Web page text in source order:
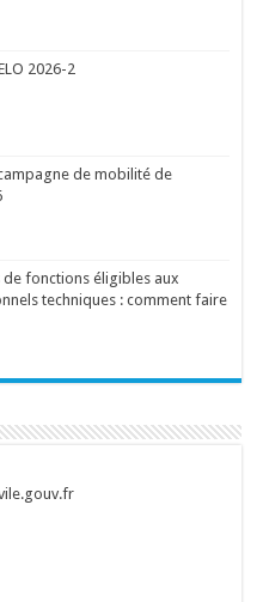
2026-2
de mobilité de
de fonctions éligibles aux
techniques : comment faire